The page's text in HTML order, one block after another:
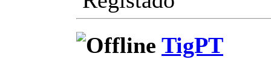
TigPT